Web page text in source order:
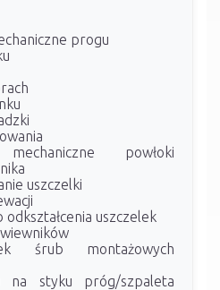
progu
powłoki
uszczelki
odkształcenia uszczelek
śrub montażowych
na styku próg/szpaleta